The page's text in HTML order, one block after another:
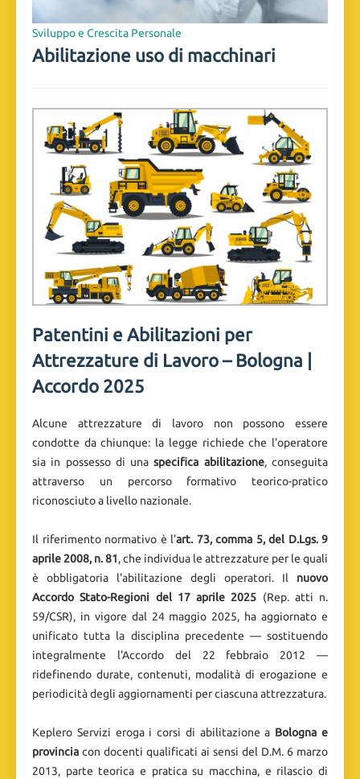
Sviluppo e Crescita Personale
Abilitazione uso di macchinari
Patentini e Abilitazioni per
Attrezzature di Lavoro – Bologna |
Accordo 2025
Alcune attrezzature di lavoro non possono essere
condotte da chiunque: la legge richiede che l'operatore
sia in possesso di unaspecifica abilitazione, conseguita
attraverso un percorso formativo teorico-pratico
riconosciuto a livello nazionale.
Il riferimento normativo è l'art. 73, comma 5, del D.Lgs. 9
aprile 2008, n. 81, che individua le attrezzature per le quali
è obbligatoria l'abilitazione degli operatori. Il nuovo
Accordo Stato-Regioni del 17 aprile 2025 (Rep. atti n.
59/CSR), in vigore dal 24 maggio 2025, ha aggiornato e
unificato tutta la disciplina precedente — sostituendo
integralmente l'Accordo del 22 febbraio 2012 —
ridefinendo durate, contenuti, modalità di erogazione e
periodicità degli aggiornamenti per ciascuna attrezzatura.
Keplero Servizi eroga i corsi di abilitazione a Bologna e
provincia con docenti qualificati ai sensi del D.M. 6 marzo
2013, parte teorica e pratica su macchina, e rilascio di